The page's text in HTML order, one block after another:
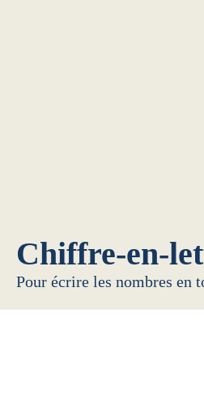
Chiffre-en-
Pour écrire les nombres en